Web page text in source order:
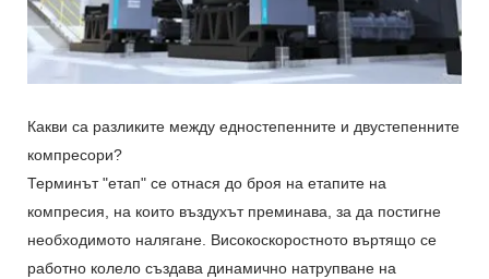
Какви са разликите между едностепенните и двустепенните
компресори?
Терминът "етап" се отнася до броя на етапите на
компресия, на които въздухът преминава, за да постигне
необходимото налягане. Високоскоростното въртящо се
работно колело създава динамично натрупване на